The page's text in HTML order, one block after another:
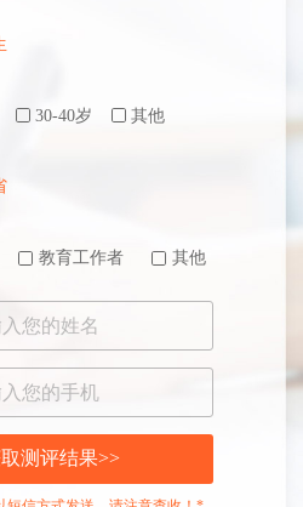
30-40岁 其他
教育工作者 其他
测评结果>>